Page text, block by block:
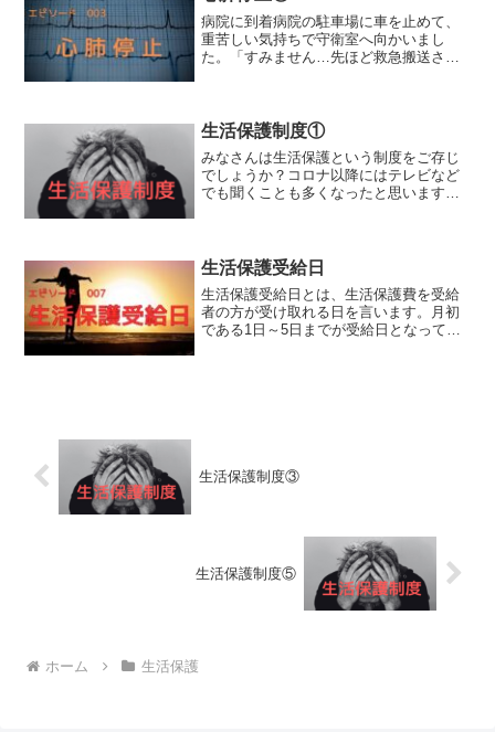
病院に到着病院の駐車場に車を止めて、
重苦しい気持ちで守衛室へ向かいまし
た。「すみません…先ほど救急搬送され
に行った11番の救急外...
生活保護制度①
みなさんは生活保護という制度をご存じ
でしょうか？コロナ以降にはテレビなど
でも聞くことも多くなったと思います
た。そんな私が無料低額宿泊所...
生活保護受給日
生活保護受給日とは、生活保護費を受給
者の方が受け取れる日を言います。月初
である1日～5日までが受給日となってお
生活保護制度③
生活保護制度⑤
ホーム 生活保護